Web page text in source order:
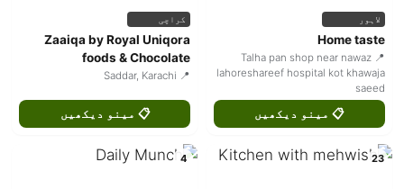
لاہور
Home taste
📍 Talha pan shop near nawaz
lahoreshareef hospital kot khawaja
saeed
📋 مینو دیکھیں
کراچی
Zaaiqa by Royal Uniqora
foods & Chocolate
📍 Saddar, Karachi
📋 مینو دیکھیں
23
4